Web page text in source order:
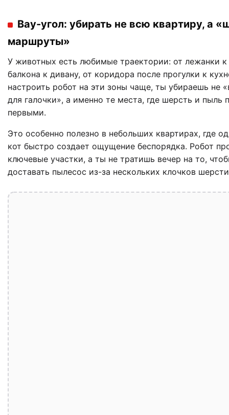
Вау-угол: убирать не всю квартиру, а
маршруты»
У животных есть любимые траектории: от лежанки к
балкона к дивану, от коридора после прогулки к
настроить робот на эти зоны чаще, ты убираешь не
для галочки», а именно те места, где шерсть и пыль
первыми.
Это особенно полезно в небольших квартирах, где
кот быстро создает ощущение беспорядка. Робот
ключевые участки, а ты не тратишь вечер на то,
доставать пылесос из-за нескольких клочков